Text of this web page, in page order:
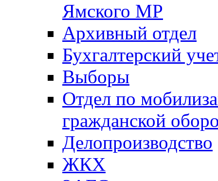
Ямского МР
Архивный отдел
Бухгалтерский
Выборы
Отдел по
гражданской
Делопроизводство
ЖКХ